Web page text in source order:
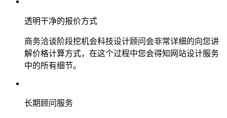
透明干净的报价方式
商务洽谈阶段挖机会科技设计顾问会非常详细的向您讲
解价格计算方式，在这个过程中您会得知网站设计服务
中的所有细节。
长期顾问服务